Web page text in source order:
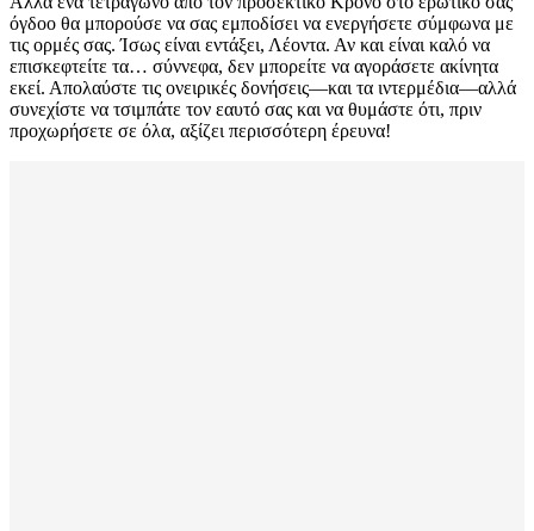
όγδοο θα μπορούσε να σας εμποδίσει να ενεργήσετε σύμφωνα με
τις ορμές σας. Ίσως είναι εντάξει, Λέοντα. Αν και είναι καλό να
επισκεφτείτε τα… σύννεφα, δεν μπορείτε να αγοράσετε ακίνητα
εκεί. Απολαύστε τις ονειρικές δονήσεις—και τα ιντερμέδια—αλλά
συνεχίστε να τσιμπάτε τον εαυτό σας και να θυμάστε ότι, πριν
προχωρήσετε σε όλα, αξίζει περισσότερη έρευνα!